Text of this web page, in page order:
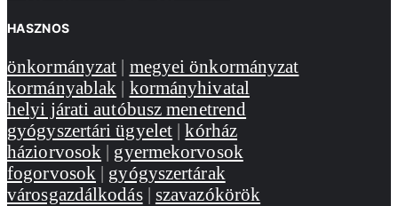
HASZNOS
önkormányzat | megyei önkormányzat
kormányablak | kormányhivatal
helyi járati autóbusz menetrend
gyógyszertári ügyelet |kórház
háziorvosok | gyermekorvosok
fogorvosok | gyógyszertárak
városgazdálkodás| szavazókörök